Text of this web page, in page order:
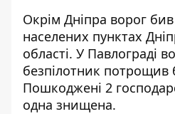
Окрім Дніпра ворог
населених пунктах
області. У Павлограді
безпілотник потрощив
Пошкоджені 2
одна знищена.